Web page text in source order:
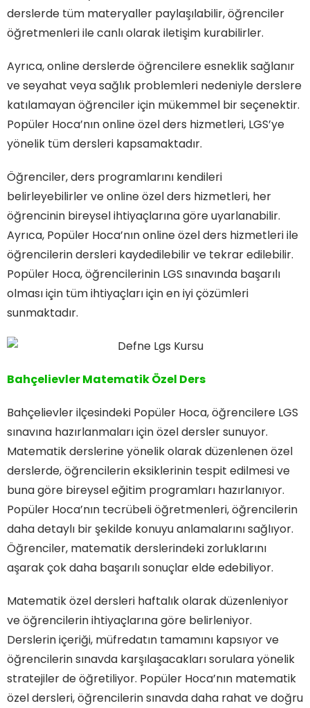
derslerde tüm materyaller paylaşılabilir, öğrenciler
öğretmenleri ile canlı olarak iletişim kurabilirler.
Ayrıca, online derslerde öğrencilere esneklik sağlanır
ve seyahat veya sağlık problemleri nedeniyle derslere
katılamayan öğrenciler için mükemmel bir seçenektir.
Popüler Hoca’nın online özel ders hizmetleri, LGS’ye
yönelik tüm dersleri kapsamaktadır.
Öğrenciler, ders programlarını kendileri
belirleyebilirler ve online özel ders hizmetleri, her
öğrencinin bireysel ihtiyaçlarına göre uyarlanabilir.
Ayrıca, Popüler Hoca’nın online özel ders hizmetleri ile
öğrencilerin dersleri kaydedilebilir ve tekrar edilebilir.
Popüler Hoca, öğrencilerinin LGS sınavında başarılı
olması için tüm ihtiyaçları için en iyi çözümleri
sunmaktadır.
Bahçelievler Matematik Özel Ders
Bahçelievler ilçesindeki Popüler Hoca, öğrencilere LGS
sınavına hazırlanmaları için özel dersler sunuyor.
Matematik derslerine yönelik olarak düzenlenen özel
derslerde, öğrencilerin eksiklerinin tespit edilmesi ve
buna göre bireysel eğitim programları hazırlanıyor.
Popüler Hoca’nın tecrübeli öğretmenleri, öğrencilerin
daha detaylı bir şekilde konuyu anlamalarını sağlıyor.
Öğrenciler, matematik derslerindeki zorluklarını
aşarak çok daha başarılı sonuçlar elde edebiliyor.
Matematik özel dersleri haftalık olarak düzenleniyor
ve öğrencilerin ihtiyaçlarına göre belirleniyor.
Derslerin içeriği, müfredatın tamamını kapsıyor ve
öğrencilerin sınavda karşılaşacakları sorulara yönelik
stratejiler de öğretiliyor. Popüler Hoca’nın matematik
özel dersleri, öğrencilerin sınavda daha rahat ve doğru